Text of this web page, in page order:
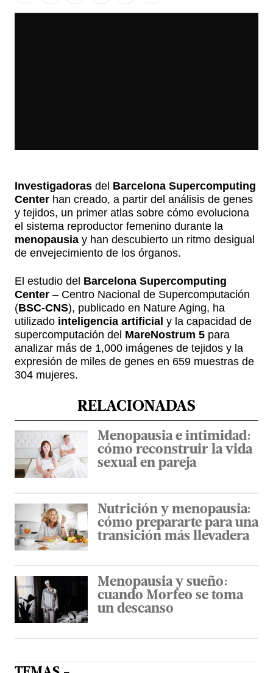
Investigadoras del Barcelona Supercomputing
Center han creado, a partir del análisis de genes
y tejidos, un primer atlas sobre cómo evoluciona
el sistema reproductor femenino durante la
menopausia y han descubierto un ritmo desigual
de envejecimiento de los órganos.
El estudio del Barcelona Supercomputing
Center – Centro Nacional de Supercomputación
(BSC-CNS), publicado en Nature Aging, ha
utilizado inteligencia artificial y la capacidad de
supercomputación del MareNostrum 5 para
analizar más de 1,000 imágenes de tejidos y la
expresión de miles de genes en 659 muestras de
304 mujeres.
RELACIONADAS
Menopausia e intimidad:
cómo reconstruir la vida
sexual en pareja
Nutrición y menopausia:
cómo prepararte para una
transición más llevadera
Menopausia y sueño:
cuando Morfeo se toma
un descanso